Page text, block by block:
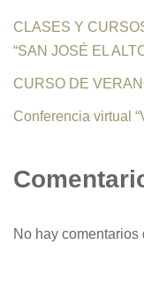
CLASES Y
“SAN JOSÉ EL
CURSO DE
Conferencia virtual
No hay comentarios